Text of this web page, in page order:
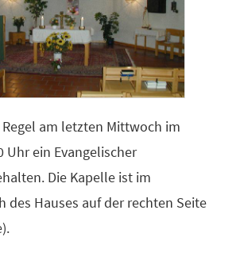
am letzten Mittwoch im
Uhr ein Evangelischer
Die Kapelle ist im
des Hauses auf der rechten Seite